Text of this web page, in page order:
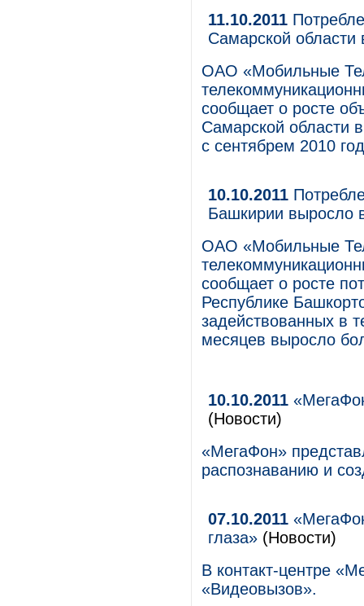
11.10.2011
Самарской области
ОАО «Мобильные
сообщает о росте
Самарской области
с сентябрем 2010
10.10.2011
Башкирии выросло
ОАО «Мобильные
сообщает о росте
Республике
задействованных в
месяцев выросло
10.10.2011
(Новости)
«МегаФон»
распознаванию и
07.10.2011
глаза» (Новости)
В контакт-центре
«Видеовызов».